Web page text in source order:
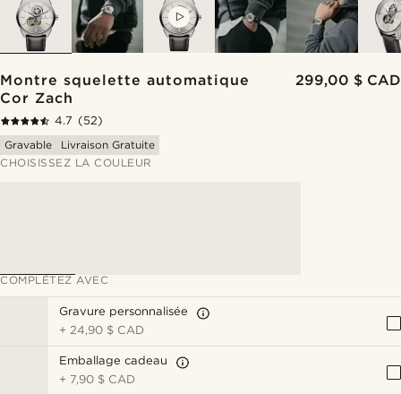
Montre squelette automatique
Cor Zach
299,00 $ CAD
4.7 (52)
Gravable
Livraison Gratuite
CHOISISSEZ LA COULEUR
COMPLÉTEZ AVEC
Gravure personnalisée
+24,90 $ CAD
Emballage cadeau
+ 7,90 $ CAD